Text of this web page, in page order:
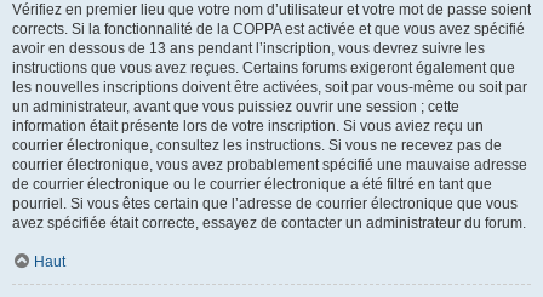
Vérifiez en premier lieu que votre nom d’utilisateur et votre mot de passe soient
corrects. Si la fonctionnalité de la COPPA est activée et que vous avez spécifié
avoir en dessous de 13 ans pendant l’inscription, vous devrez suivre les
instructions que vous avez reçues. Certains forums exigeront également que
les nouvelles inscriptions doivent être activées, soit par vous-même ou soit par
un administrateur, avant que vous puissiez ouvrir une session ; cette
information était présente lors de votre inscription. Si vous aviez reçu un
courrier électronique, consultez les instructions. Si vous ne recevez pas de
courrier électronique, vous avez probablement spécifié une mauvaise adresse
de courrier électronique ou le courrier électronique a été filtré en tant que
pourriel. Si vous êtes certain que l’adresse de courrier électronique que vous
avez spécifiée était correcte, essayez de contacter un administrateur du forum.
Haut